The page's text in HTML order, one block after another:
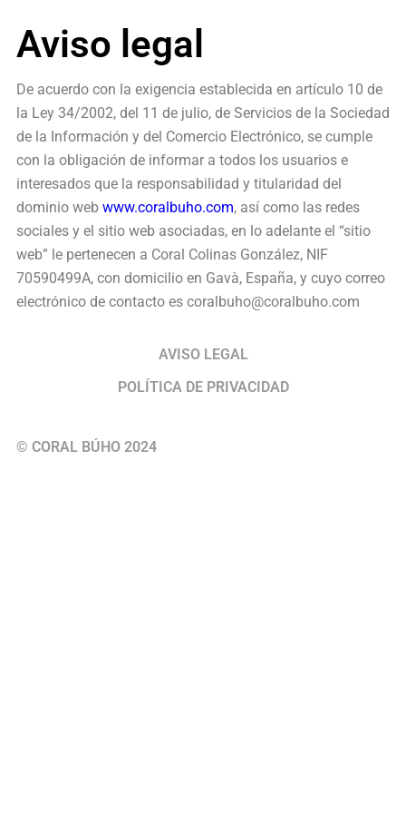
Aviso legal
De acuerdo con la exigencia establecida en artículo 10 de
la Ley 34/2002, del 11 de julio, de Servicios de la Sociedad
de la Información y del Comercio Electrónico, se cumple
con la obligación de informar a todos los usuarios e
interesados que la responsabilidad y titularidad del
dominio web www.coralbuho.com, así como las redes
sociales y el sitio web asociadas, en lo adelante el “sitio
web” le pertenecen a Coral Colinas González, NIF
70590499A, con domicilio en Gavà, España, y cuyo correo
electrónico de contacto es coralbuho@coralbuho.com
AVISO LEGAL
POLÍTICA DE PRIVACIDAD
© CORAL BÚHO 2024